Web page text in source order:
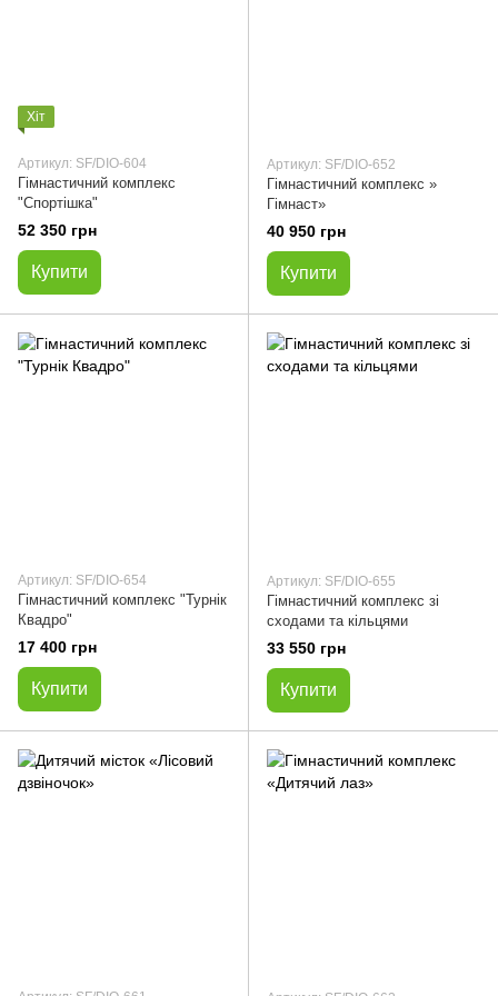
Хіт
Артикул: SF/DIO-604
Гімнастичний комплекс
"Спортішка"
52 350 грн
Купити
Артикул: SF/DIO-652
Гімнастичний комплекс »
Гімнаст»
40 950 грн
Купити
Артикул: SF/DIO-654
Гімнастичний комплекс "Турнік
Квадро"
17 400 грн
Купити
Артикул: SF/DIO-655
Гімнастичний комплекс зі
сходами та кільцями
33 550 грн
Купити